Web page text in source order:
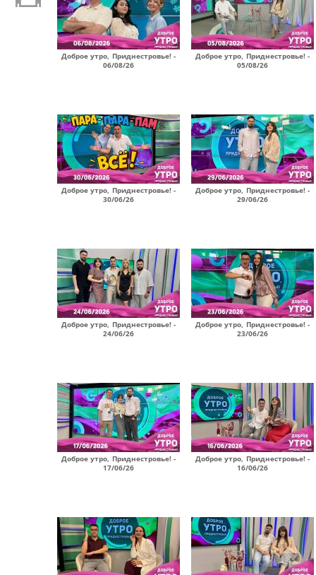
Доброе утро, Приднестровье! -
06/08/26
Доброе утро, Приднестровье! -
05/08/26
Доброе утро, Приднестровье! -
30/06/26
Доброе утро, Приднестровье! -
29/06/26
Доброе утро, Приднестровье! -
24/06/26
Доброе утро, Приднестровье! -
23/06/26
Доброе утро, Приднестровье! -
17/06/26
Доброе утро, Приднестровье! -
16/06/26